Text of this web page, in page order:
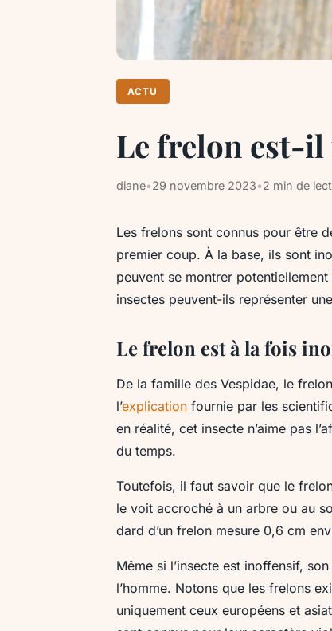
ACTU
Le frelon est-il
diane•29 novembre 2023•2 min de
Les frelons sont connus pour être
premier coup. À la base, ils sont
peuvent se montrer
insectes peuvent-ils représenter
Le frelon est à la fois
De la famille des Vespidae, le
l’explication fournie par les
en réalité, cet insecte n’aime pas
du temps.
Toutefois, il faut savoir que le
le voit accroché à un arbre ou au
dard d’un frelon mesure 0,6 cm
Même si l’insecte est inoffensif,
l’homme. Notons que les frelons
uniquement ceux européens et